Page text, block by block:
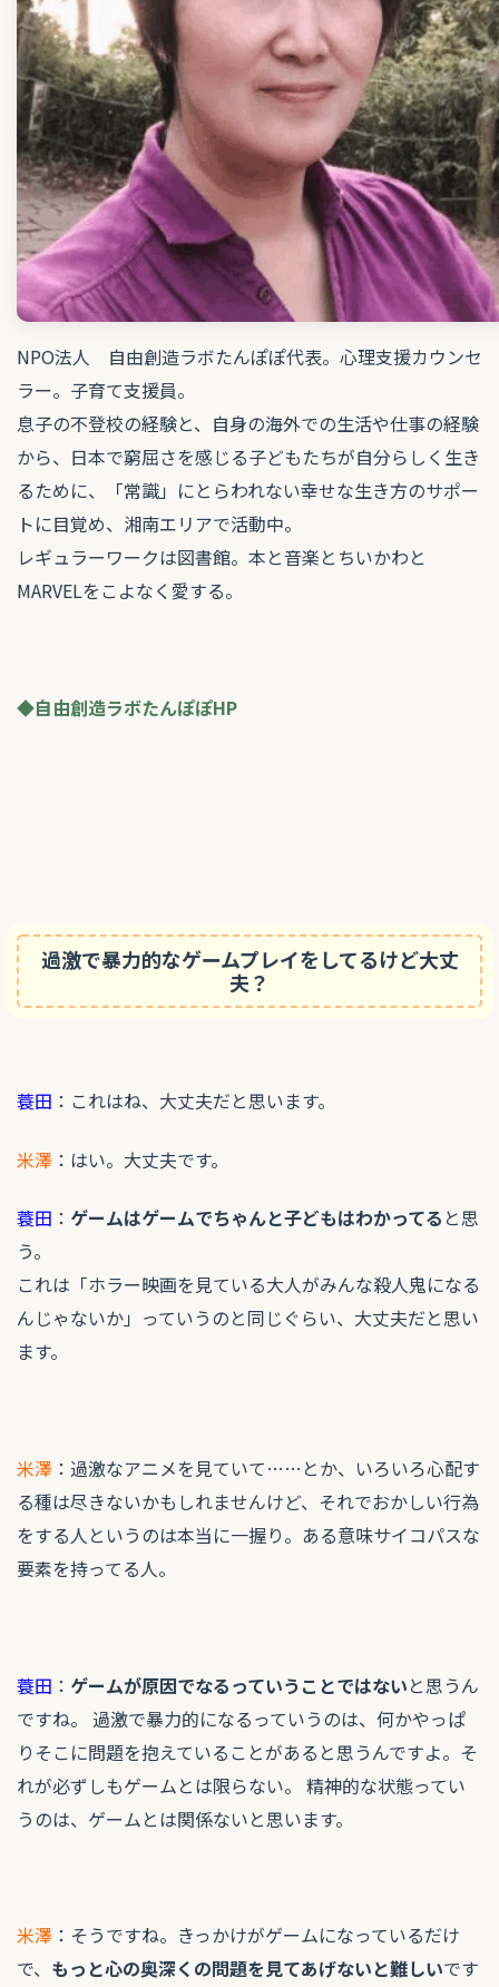
NPO法人 自由創造ラボたんぽぽ代表。心理支援カウンセ
ラー。子育て支援員。
息子の不登校の経験と、自身の海外での生活や仕事の経験
から、日本で窮屈さを感じる子どもたちが自分らしく生き
るために、「常識」にとらわれない幸せな生き方のサポー
トに目覚め、湘南エリアで活動中。
レギュラーワークは図書館。本と音楽とちいかわと
MARVELをこよなく愛する。
◆自由創造ラボたんぽぽHP
過激で暴力的なゲームプレイをしてるけど大丈
夫？
蓑田 ：これはね、大丈夫だと思います。
米澤 ：はい。大丈夫です。
蓑田 ： ゲームはゲームでちゃんと子どもはわかってる と思
う。
これは「ホラー映画を見ている大人がみんな殺人鬼になる
んじゃないか」っていうのと同じぐらい、大丈夫だと思い
ます。
米澤 ：過激なアニメを見ていて……とか、いろいろ心配す
る種は尽きないかもしれませんけど、それでおかしい行為
をする人というのは本当に一握り。ある意味サイコパスな
要素を持ってる人。
蓑田 ： ゲームが原因でなるっていうことではないと思うん
ですね。 過激で暴力的になるっていうのは、何かやっぱ
りそこに問題を抱えていることがあると思うんですよ。そ
れが必ずしもゲームとは限らない。 精神的な状態ってい
うのは、ゲームとは関係ないと思います。
米澤 ：そうですね。きっかけがゲームになっているだけ
で、 もっと心の奥深くの問題を見てあげないと難しいです